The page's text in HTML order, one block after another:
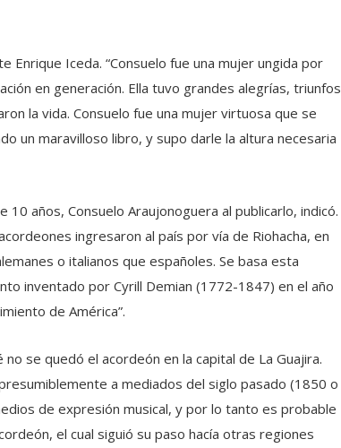
Iceda. “Consuelo fue una mujer ungida por
en generación. Ella tuvo grandes alegrías, triunfos
la vida. Consuelo fue una mujer virtuosa que se
un maravilloso libro, y supo darle la altura necesaria
años, Consuelo Araujonoguera al publicarlo, indicó.
ingresaron al país por vía de Riohacha, en
o italianos que españoles. Se basa esta
inventado por Cyrill Demian (1772-1847) en el año
de América”.
se quedó el acordeón en la capital de La Guajira.
a mediados del siglo pasado (1850 o
de expresión musical, y por lo tanto es probable
el cual siguió su paso hacía otras regiones